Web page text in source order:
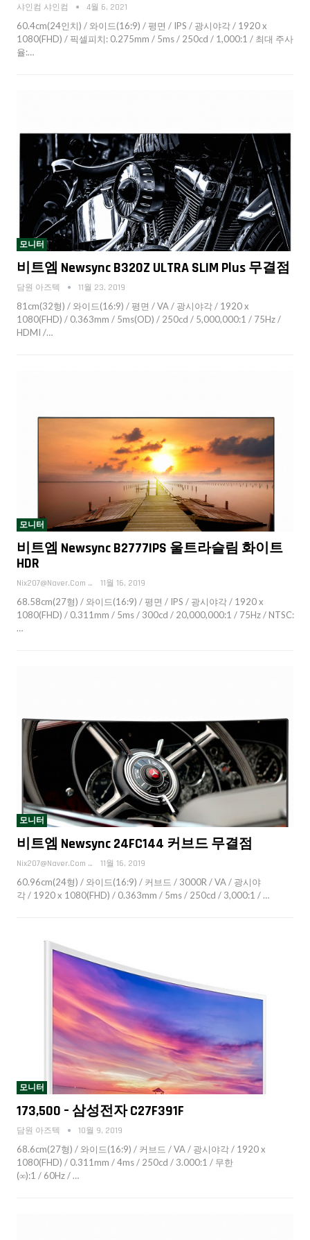
샤인컴 샤인컴 4월 6, 2021
60.4cm(24인치) / 와이드(16:9) / 평면 / IPS / 광시야각 / 1920 x
1080(FHD) / 픽셀피치: 0.275mm / 5ms / 250cd / 1,000:1 / 최대 주사
율:…
모니터
비트엠 Newsync B320Z ULTRA SLIM Plus 무결점
담원 아즈텍 11월 23, 2019
81cm(32형) / 와이드(16:9) / 평면 / VA / 광시야각 / 1920 x
1080(FHD) / 0.363mm / 5ms(OD) / 250cd / 5,000,000:1 / 75Hz /
HDMI /…
모니터
비트엠 Newsync B2777IPS 울트라슬림 화이트
HDR
Nix207@naver.com 11월 16, 2019
68.58cm(27형) / 와이드(16:9) / 평면 / IPS / 광시야각 / 1920 x
1080(FHD) / 0.311mm / 5ms / 300cd / 20,000,000:1 / 75Hz / NTSC:
…
모니터
비트엠 Newsync 24FC144 커브드 무결점
Nix207@naver.com 11월 16, 2019
60.96cm(24형) / 와이드(16:9) / 커브드 / 3000R / VA / 광시야
각 / 1920 x 1080(FHD) / 0.363mm / 5ms / 250cd / 3,000:1 / …
모니터
173,500 – 삼성전자 C27F391F
담원 아즈텍 10월 9, 2019
68.6cm(27형) / 와이드(16:9) / 커브드 / VA / 광시야각 / 1920 x
1080(FHD) / 0.311mm / 4ms / 250cd / 3.000:1 / 무한
(∞):1 / 60Hz / …